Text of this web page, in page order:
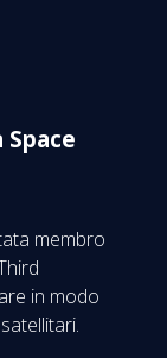
membro
in modo